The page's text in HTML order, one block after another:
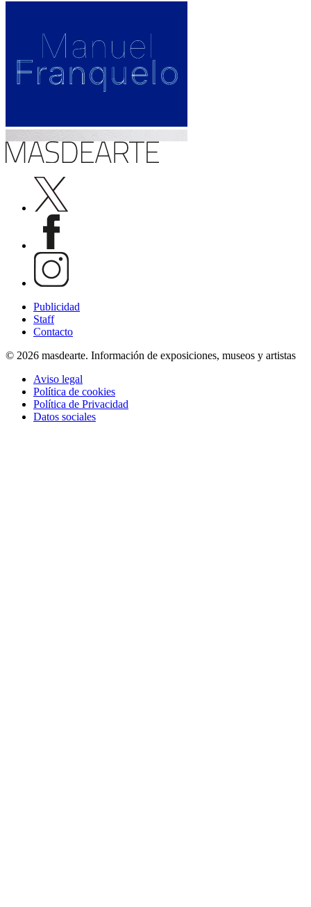
Publicidad
Staff
Contacto
© 2026 masdearte. Información de exposiciones, museos y artistas
Aviso legal
Política de cookies
Política de Privacidad
Datos sociales